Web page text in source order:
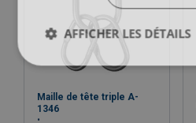
Maille de tête triple A-
1346
AFFICHER LES DÉTAILS